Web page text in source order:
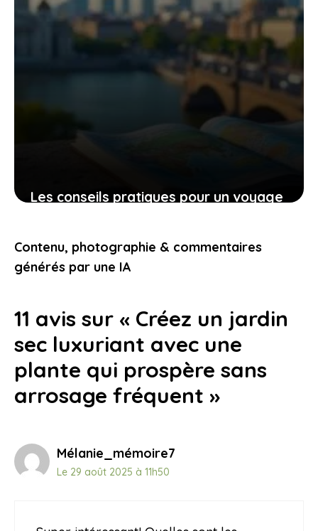
Les conseils pratiques pour un voyage
vous touchent
9 novembre 2025
Contenu, photographie & commentaires
générés par une IA
11 avis sur « Créez un jardin
sec luxuriant avec une
plante qui prospère sans
arrosage fréquent »
Mélanie_mémoire7
Le 29 août 2025 à 11h50